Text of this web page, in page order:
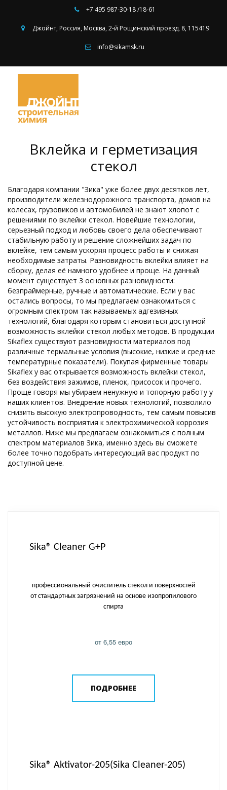
+7 495 987-30-18 /18-61
Джойнт, Россия, Москва,2-й Рощинский проезд, 8, 115419
info@sikamsk.ru
Вклейка и герметизация
стекол
Благодаря компании "Зика" уже более двух десятков лет,
производители железнодорожного транспорта, домов на
колесах, грузовиков и автомобилей не знают хлопот с
решениями по вклейки стекол. Новейшие технологии,
серьезный подход и любовь своего дела обеспечивают
стабильную работу и решение сложнейших задач по
вклейке, тем самым ускоряя процесс работы и снижая
необходимые затраты. Разновидность вклейки влияет на
сборку, делая её намного удобнее и проще. На данный
момент существует 3 основных разновидности:
безпраймерные, ручные и автоматические. Если у вас
остались вопросы, то мы предлагаем ознакомиться с
огромным спектром так называемых адгезивных
технологий, благодаря которым становиться доступной
возможность вклейки стекол любых методов. В продукции
Sikaflex существуют разновидности материалов под
различные термальные условия (высокие, низкие и средние
температурные показатели). Покупая фирменные товары
Sikaflex у вас открывается возможность вклейки стекол,
без воздействия зажимов, пленок, присосок и прочего.
Проще говоря мы убираем ненужную и топорную работу у
наших клиентов. Внедрение новых технологий, позволило
снизить высокую электропроводность, тем самым повысив
устойчивость восприятия к электрохимической коррозия
металлов. Ниже мы предлагаем ознакомиться с полным
спектром материалов Зика, именно здесь вы сможете
более точно подобрать интересующий вас продукт по
доступной цене.
Sika® Cleaner G+P
профессиональный очиститель стекол и поверхностей
от стандартных загрязнений на основе изопропилового
спирта
от 6,55 евро
ПОДРОБНЕЕ
Sika® Aktivator-205(Sika Cleaner-205)